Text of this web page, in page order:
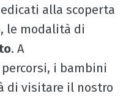
alla scoperta
, le modalità di
. A
i bambini
di visitare il nostro